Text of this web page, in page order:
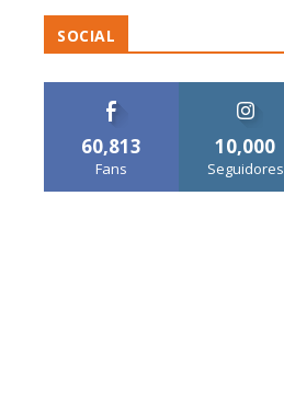
SOCIAL
60,813
Fans
10,000
Seguidores